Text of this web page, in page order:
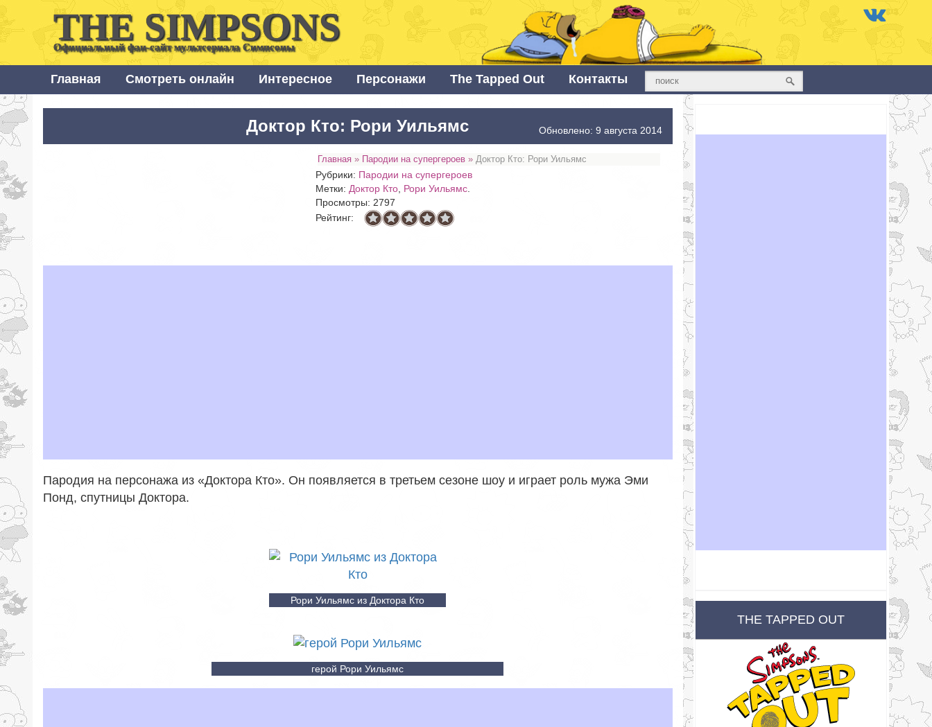
THE SIMPSONS
Официальный фан-сайт мультсериала Симпсоны
Главная Смотреть онлайн Интересное Персонажи The Tapped Out Контакты
Доктор Кто: Рори Уильямс Обновлено: 9 августа 2014
Главная » Пародии на супергероев »Доктор Кто: Рори Уильямс
Рубрики: Пародии на супергероев
Метки: Доктор Кто Рори Уильямс
Просмотры: 2797
Рейтинг:
Пародия на персонажа из «Доктора Кто». Он появляется в третьем сезоне шоу и играет роль мужа Эми
Понд, спутницы Доктора.
Рори Уильямс из Доктора Кто
герой Рори Уильямс
THE TAPPED OUT